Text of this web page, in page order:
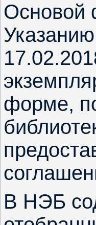
Основой
форме,
В НЭБ